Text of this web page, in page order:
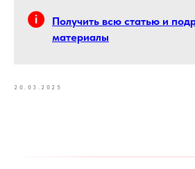
Получить всю статью и
материалы
20.03.2025